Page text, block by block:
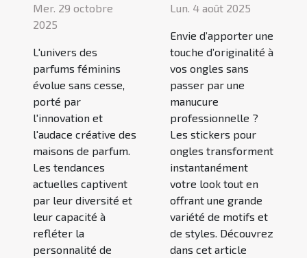
Mer. 29 octobre
2025
L'univers des
parfums féminins
évolue sans cesse,
porté par
l'innovation et
l'audace créative des
maisons de parfum.
Les tendances
actuelles captivent
par leur diversité et
leur capacité à
refléter la
personnalité de
Lun. 4 août 2025
Envie d’apporter une
touche d’originalité à
vos ongles sans
passer par une
manucure
professionnelle ?
Les stickers pour
ongles transforment
instantanément
votre look tout en
offrant une grande
variété de motifs et
de styles. Découvrez
dans cet article